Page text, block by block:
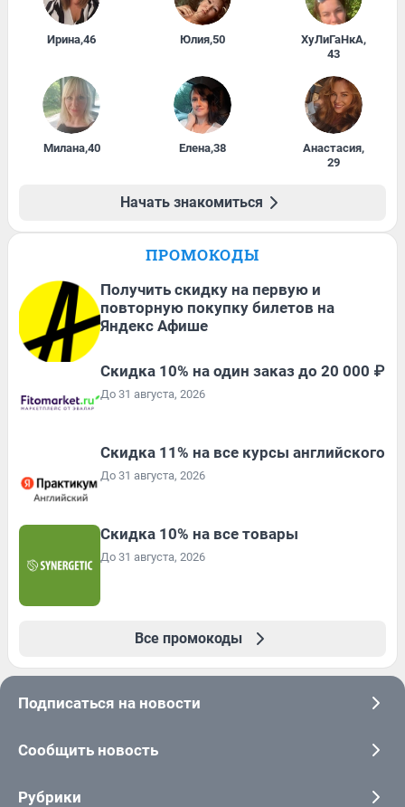
Ирина,46 Юлия,50 ХуЛиГаНкА,
43
Милана,40 Елена,38 Анастасия,
29
Начать знакомиться
ПРОМОКОДЫ
Получить скидку на первую и
повторную покупку билетов на
Яндекс Афише
Скидка 10% на один заказ до 20 000 ₽
До 31 августа, 2026
Скидка 11% на все курсы английского
До 31 августа, 2026
Скидка 10% на все товары
До 31 августа, 2026
Все промокоды
Подписаться на новости
Сообщить новость
Рубрики